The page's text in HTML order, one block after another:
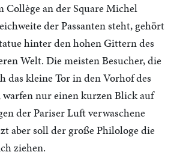
Collège an der Square Michel
der Passanten steht, gehört
hinter den hohen Gittern des
Welt. Die meisten Besucher, die
das kleine Tor in den Vorhof des
nur einen kurzen Blick auf
der Pariser Luft verwaschene
aber soll der große Philologe die
ziehen.